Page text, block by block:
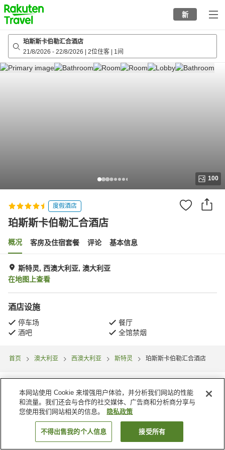
to
top
page
新
珀斯斯卡伯勒汇合酒店
21/8/2026 - 22/8/2026 2位住客 1间
100
度假酒店
珀斯斯卡伯勒汇合酒店
概况 客房及住宿套餐 评论 基本信息
斯特灵, 西澳大利亚, 澳大利亚
在地图上查看
酒店设施
停车场
餐厅
酒吧
全馆禁烟
首页 澳大利亚 西澳大利亚 斯特灵 珀斯斯卡伯勒汇合酒店
搜索客房
本网站使用 Cookie 来增强用户体验，并分析我们网站的性能
和流量。我们还会与合作的社交媒体、广告商和分析商分享与
您使用我们网站相关的信息。
隐私政策
不得出售我的个人信息 接受所有